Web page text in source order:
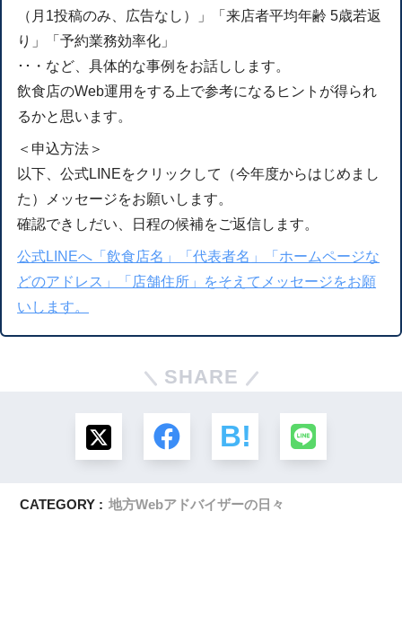
（月1投稿のみ、広告なし）」「来店者平均年齢 5歳若返
り」「予約業務効率化」
･･・など、具体的な事例をお話しします。
飲食店のWeb運用をする上で参考になるヒントが得られ
るかと思います。
＜申込方法＞
以下、公式LINEをクリックして（今年度からはじめまし
た）メッセージをお願いします。
確認できしだい、日程の候補をご返信します。
公式LINEへ「飲食店名」「代表者名」「ホームページな
どのアドレス」「店舗住所」をそえてメッセージをお願
いします。
SHARE
CATEGORY : 地方Webアドバイザーの日々